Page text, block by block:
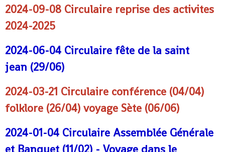
2024-09-08 Circulaire reprise des activites
2024-2025
2024-06-04 Circulaire fête de la saint
jean (29/06)
2024-03-21 Circulaire conférence (04/04)
folklore (26/04) voyage Sète (06/06)
2024-01-04 Circulaire Assemblée Générale
et Banquet (11/02) - Voyage dans le